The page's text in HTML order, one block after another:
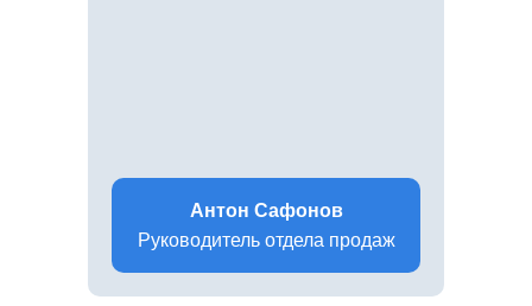
Антон Сафонов
Руководитель отдела продаж